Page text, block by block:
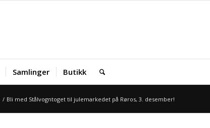
Samlinger Butikk
/ Bli med Stålvogntoget til julemarkedet på Røros, 3. desember!